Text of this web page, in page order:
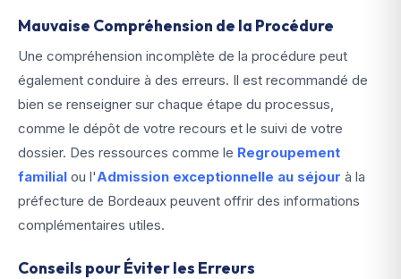
Mauvaise Compréhension de la Procédure
Une compréhension incomplète de la procédure peut
également conduire à des erreurs. Il est recommandé de
bien se renseigner sur chaque étape du processus,
comme le dépôt de votre recours et le suivi de votre
dossier. Des ressources comme le Regroupement
familial ou l'Admission exceptionnelle au séjour à la
préfecture de Bordeaux peuvent offrir des informations
complémentaires utiles.
Conseils pour Éviter les Erreurs